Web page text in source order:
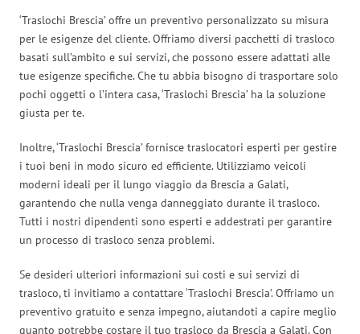
‘Traslochi Brescia’ offre un preventivo personalizzato su misura
per le esigenze del cliente. Offriamo diversi pacchetti di trasloco
basati sull’ambito e sui servizi, che possono essere adattati alle
tue esigenze specifiche. Che tu abbia bisogno di trasportare solo
pochi oggetti o l’intera casa, ‘Traslochi Brescia’ ha la soluzione
giusta per te.
Inoltre, ‘Traslochi Brescia’ fornisce traslocatori esperti per gestire
i tuoi beni in modo sicuro ed efficiente. Utilizziamo veicoli
moderni ideali per il lungo viaggio da Brescia a Galati,
garantendo che nulla venga danneggiato durante il trasloco.
Tutti i nostri dipendenti sono esperti e addestrati per garantire
un processo di trasloco senza problemi.
Se desideri ulteriori informazioni sui costi e sui servizi di
trasloco, ti invitiamo a contattare ‘Traslochi Brescia’. Offriamo un
preventivo gratuito e senza impegno, aiutandoti a capire meglio
quanto potrebbe costare il tuo trasloco da Brescia a Galati. Con